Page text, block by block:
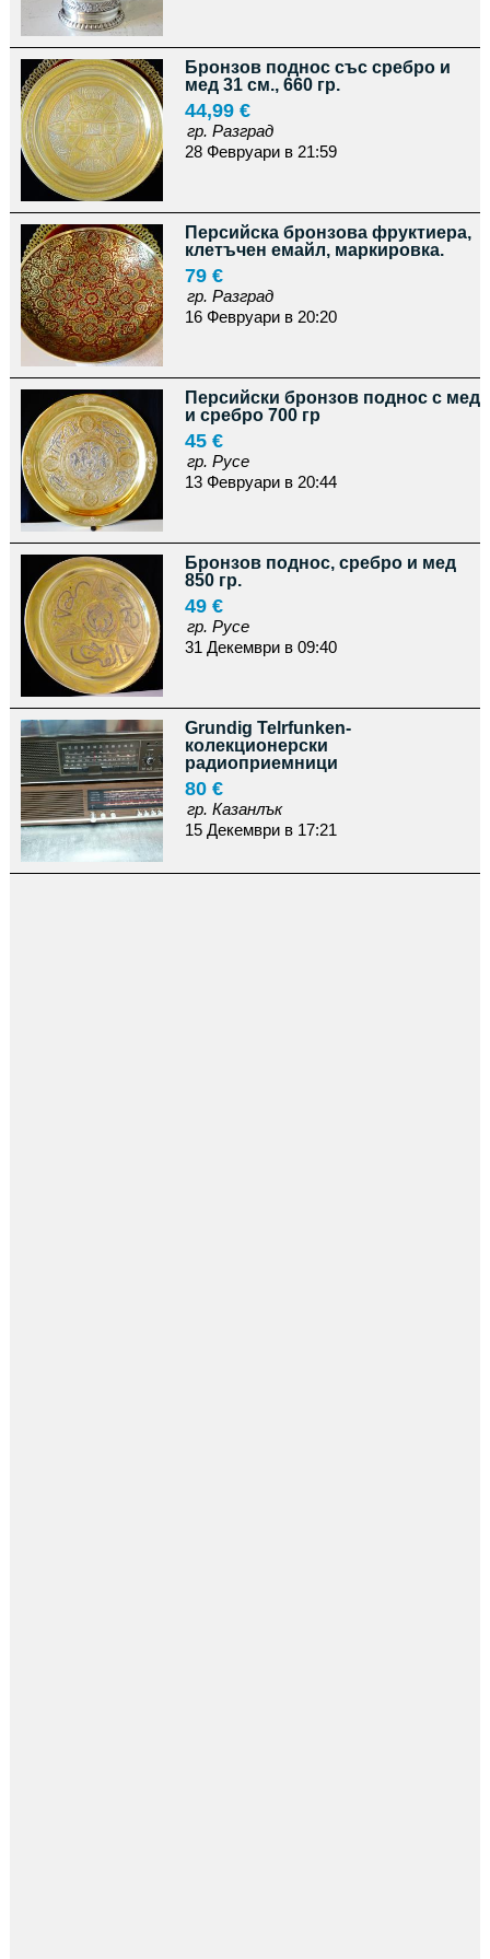
Бронзов поднос със сребро и
мед 31 см., 660 гр.
44,99 €
гр. Разград
28 Февруари в 21:59
Персийска бронзова фруктиера,
клетъчен емайл, маркировка.
79 €
гр. Разград
16 Февруари в 20:20
Персийски бронзов поднос с мед
и сребро 700 гр
45 €
гр. Русе
13 Февруари в 20:44
Бронзов поднос, сребро и мед
850 гр.
49 €
гр. Русе
31 Декември в 09:40
Grundig Telrfunken-
колекционерски
радиоприемници
80 €
гр. Казанлък
15 Декември в 17:21